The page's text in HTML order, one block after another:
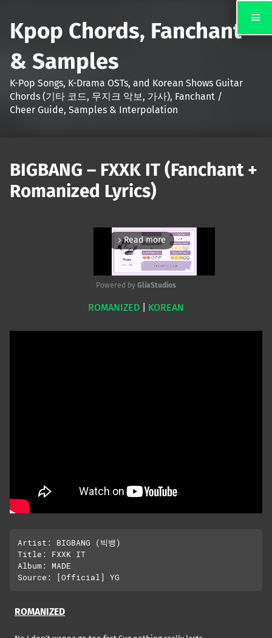
Kpop Chords, Fanchant
& Samples
K-Pop Songs, K-Drama OSTs, and Korean Shows Guitar
Chords (기타 코드, 무지크 악보, 가사), Fanchant /
Cheer Guide, Samples & Interpolation
BIGBANG – FXXK IT (Fanchant +
Romanized Lyrics)
arrow_forward_ios Read more
Mute
Powered by GliaStudios
ROMANIZED KOREAN
Artist: BIGBANG (빅뱅)
Title: FXXK IT
Album: MADE
ROMANIZED